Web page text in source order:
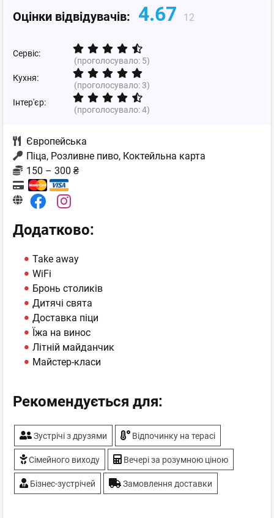
Оцінки відвідувачів: 4.67 12
Сервіс:
(проголосувало: 5)
Кухня:
(проголосувало:3)
Інтер'єр:
(проголосувало:4)
Європейська
Піца, Розливне пиво, Коктейльна карта
150 – 300 ₴
Додатково:
Take away
WiFi
Бронь столиків
Дитячі свята
Доставка піци
Їжа на винос
Літній майданчик
Майстер-класи
Рекомендується для:
Зустрічі з друзями Відпочинку на терасі
Сімейного виходу Вечері за розумною ціною
Бізнес-зустрічей Замовлення доставки